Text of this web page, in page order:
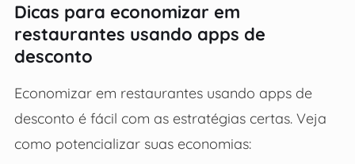
Dicas para economizar em
restaurantes usando apps de
desconto
Economizar em restaurantes usando apps de
desconto é fácil com as estratégias certas. Veja
como potencializar suas economias: